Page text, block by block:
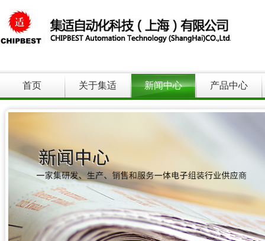
首页 关于集适 新闻中心 产品中心